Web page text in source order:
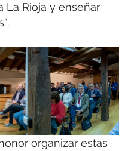
La Rioja y enseñar
organizar estas